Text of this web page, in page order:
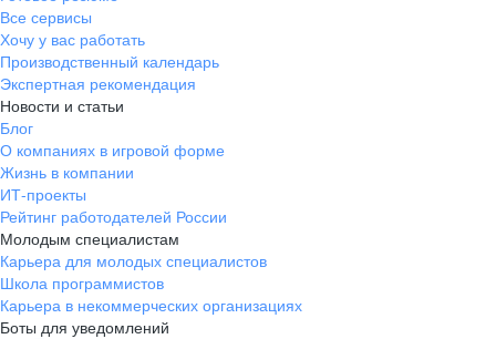
Все сервисы
Хочу у вас работать
Производственный календарь
Экспертная рекомендация
Новости и статьи
Блог
О компаниях в игровой форме
Жизнь в компании
ИТ-проекты
Рейтинг работодателей России
Молодым специалистам
Карьера для молодых специалистов
Школа программистов
Карьера в некоммерческих организациях
Боты для уведомлений